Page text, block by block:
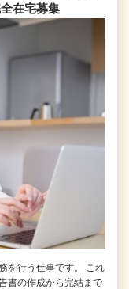
在宅募集
を行う仕事です。 これ
書の作成から完結まで